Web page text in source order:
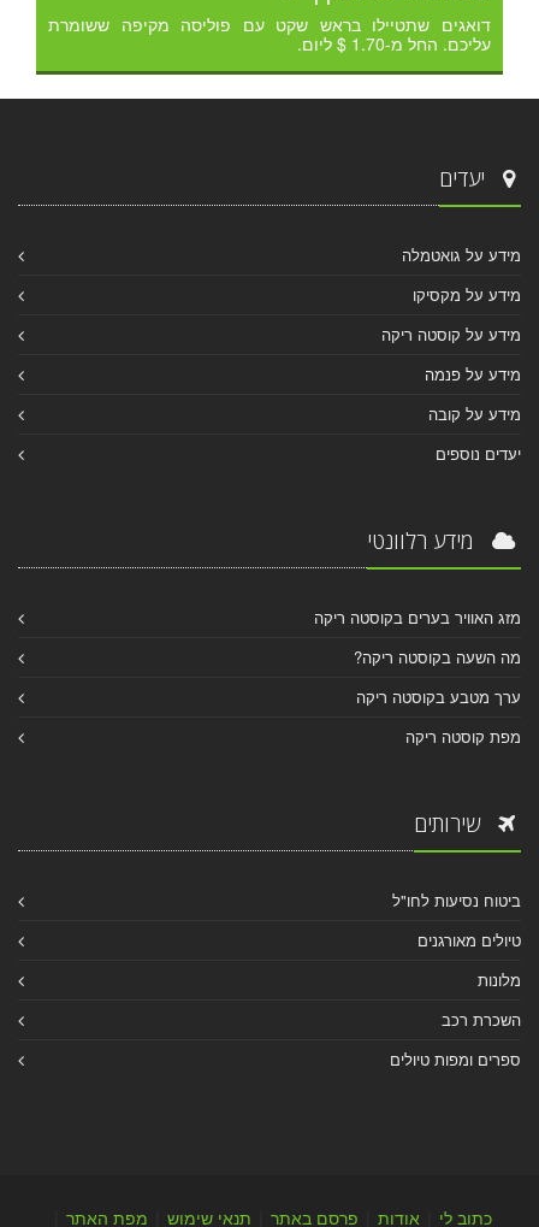
דואגים שתטיילו בראש שקט עם פוליסה מקיפה ששומרת
עליכם. החל מ-1.70 $ ליום.
יעדים
מידע על גואטמלה
מידע על מקסיקו
מידע על קוסטה ריקה
מידע על פנמה
מידע על קובה
יעדים נוספים
מידע רלוונטי
מזג האוויר בערים בקוסטה ריקה
מה השעה בקוסטה ריקה?
ערך מטבע בקוסטה ריקה
מפת קוסטה ריקה
שירותים
ביטוח נסיעות לחו"ל
טיולים מאורגנים
מלונות
השכרת רכב
ספרים ומפות טיולים
כתוב לי אודות פרסם באתר תנאי שימוש מפת האתר